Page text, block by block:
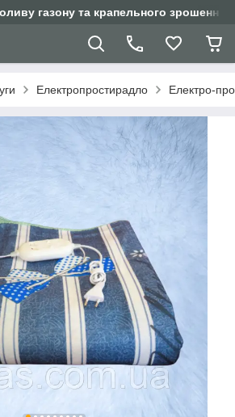
газону та крапельного зрошення
Електропростирадло Електро-